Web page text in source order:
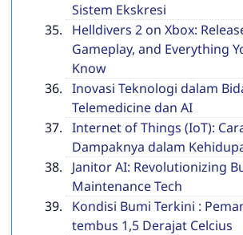
Sistem Ekskresi
Helldivers 2 on Xbox:
Gameplay, and Everything
Know
Inovasi Teknologi dalam
Telemedicine dan AI
Internet of Things (IoT):
Dampaknya dalam
Janitor AI: Revolutionizing
Maintenance Tech
Kondisi Bumi Terkini :
tembus 1,5 Derajat Celcius